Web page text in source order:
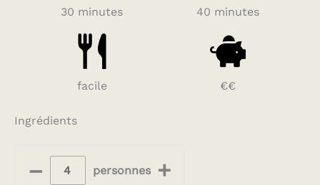
30 minutes 40 minutes
facile €€
Ingrédients
– personnes +